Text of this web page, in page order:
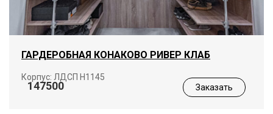
ГАРДЕРОБНАЯ КОНАКОВО РИВЕР КЛАБ
Корпус: ЛДСП Н1145
147500 Заказать